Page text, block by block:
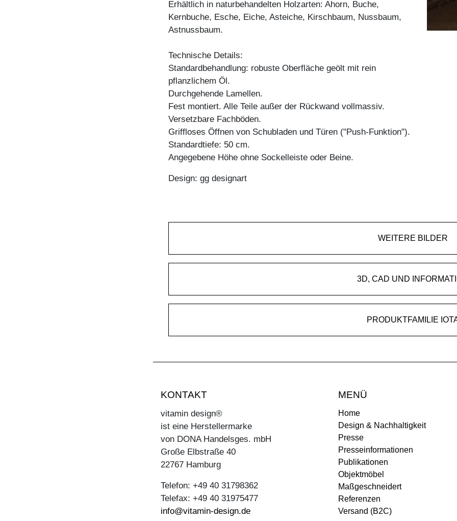
Erhältlich in naturbehandelten Holzarten: Ahorn, Buche,
Kernbuche, Esche, Eiche, Asteiche, Kirschbaum, Nussbaum,
Astnussbaum.
Technische Details:
Standardbehandlung: robuste Oberfläche geölt mit rein
pflanzlichem Öl.
Durchgehende Lamellen.
Fest montiert. Alle Teile außer der Rückwand vollmassiv.
Versetzbare Fachböden.
Griffloses Öffnen von Schubladen und Türen ("Push-Funktion").
Standardtiefe: 50 cm.
Angegebene Höhe ohne Sockelleiste oder Beine.
Design: gg designart
WEITERE BILDER
3D, CAD UND
PRODUKTFAMILIE
KONTAKT
vitamin design®
ist eine Herstellermarke
von DONA Handelsges. mbH
Große Elbstraße 40
22767 Hamburg
Telefon: +49 40 31798362
Telefax: +49 40 31975477
info@vitamin-design.de
MENÜ
Home
Design & Nachhaltigkeit
Presse
Presseinformationen
Publikationen
Objektmöbel
Maßgeschneidert
Referenzen
Versand (B2C)